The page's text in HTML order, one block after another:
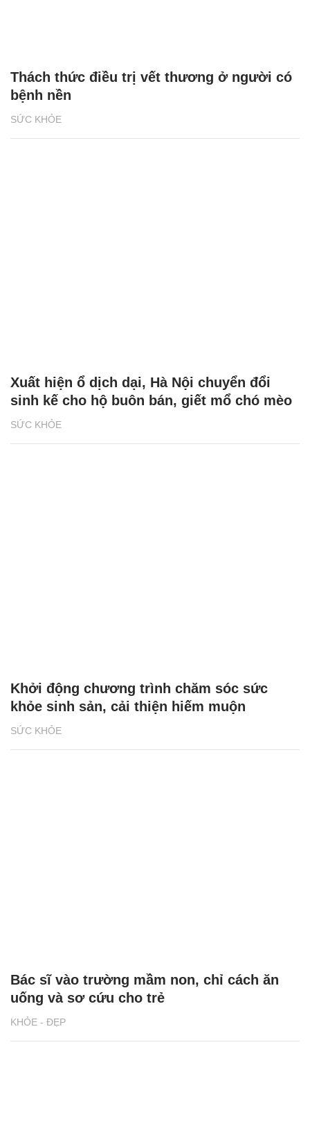
SỨC KHỎE
Thách thức điều trị vết thương ở người có
bệnh nền
SỨC KHỎE
Xuất hiện ổ dịch dại, Hà Nội chuyển đổi
sinh kế cho hộ buôn bán, giết mổ chó mèo
SỨC KHỎE
Khởi động chương trình chăm sóc sức
khỏe sinh sản, cải thiện hiếm muộn
KHỎE - ĐẸP
Bác sĩ vào trường mầm non, chỉ cách ăn
uống và sơ cứu cho trẻ